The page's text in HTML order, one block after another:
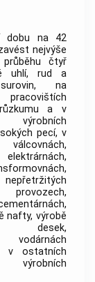
dobu na 42
nejvýše
čtyř
uhlí, rud a
na
a v
výrobních
pecí, v
nafty, výrobě
desek,
vodárnách
v ostatních
výrobních